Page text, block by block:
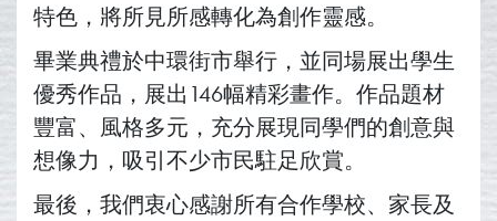
特色，將所見所感轉化為創作靈感。
畢業典禮於中環街市舉行，並同場展出學生
優秀作品，展出146幅精彩畫作。作品題材
豐富、風格多元，充分展現同學們的創意與
想像力，吸引不少市民駐足欣賞。
最後，我們衷心感謝所有合作學校、家長及